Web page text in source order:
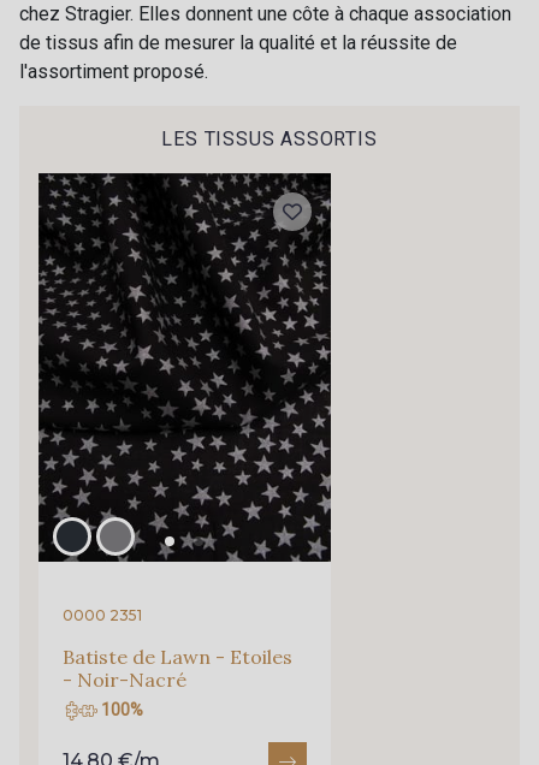
2 - Blanc-Doré
chez Stragier. Elles donnent une côte à chaque association
de tissus afin de mesurer la qualité et la réussite de
l'assortiment proposé.
LES TISSUS ASSORTIS
0000 2351
Batiste de Lawn - Etoiles
- Noir-Nacré
100%
14,80 €/m